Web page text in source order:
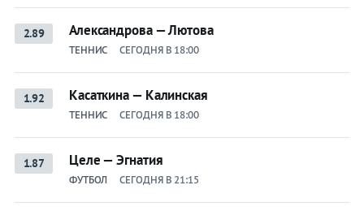
2.89 Александрова — Лютова
ТЕННИС СЕГОДНЯ В 18:00
1.92 Касаткина — Калинская
ТЕННИС СЕГОДНЯ В 18:00
1.87 Целе — Эгнатия
ФУТБОЛ СЕГОДНЯ В 21:15